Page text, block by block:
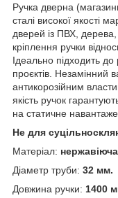
Ручка дверна
сталі високої якості
дверей із ПВХ,
кріплення ручки
Ідеально підходить до
проєктів. Незамінний
антикорозійним
якість ручок
на статичне
Не для
Матеріал:
Діаметр труби: 32 мм.
Довжина ручки: 1400